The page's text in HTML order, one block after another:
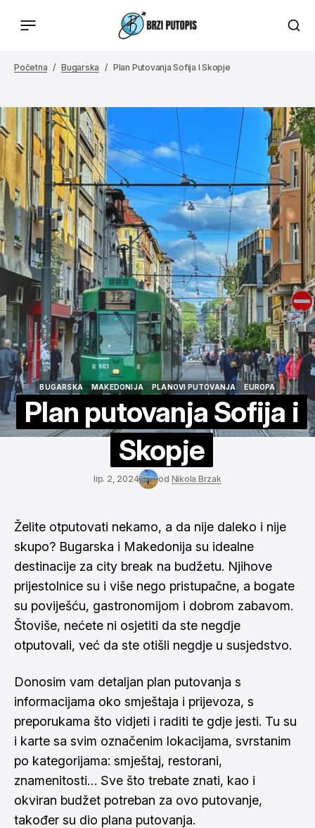
Početna Bugarska Plan Putovanja Sofija I Skopje
BUGARSKA
MAKEDONIJA
PLANOVI PUTOVANJA
EUROPA
Plan putovanja Sofija i
Skopje
lip. 2, 2024 od Nikola Brzak
Želite otputovati nekamo, a da nije daleko i nije
skupo? Bugarska i Makedonija su idealne
destinacije za city break na budžetu. Njihove
prijestolnice su i više nego pristupačne, a bogate
su poviješću, gastronomijom i dobrom zabavom.
Štoviše, nećete ni osjetiti da ste negdje
otputovali, već da ste otišli negdje u susjedstvo.
Donosim vam detaljan plan putovanja s
informacijama oko smještaja i prijevoza, s
preporukama što vidjeti i raditi te gdje jesti. Tu su
i karte sa svim označenim lokacijama, svrstanim
po kategorijama: smještaj, restorani,
znamenitosti… Sve što trebate znati, kao i
okviran budžet potreban za ovo putovanje,
također su dio plana putovanja.